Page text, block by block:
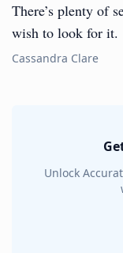
There’s plenty of
wish to look for it.
Cassandra Clare
Unlock